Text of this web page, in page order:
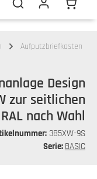
Aufputzbriefkasten
Design
zur seitlichen
nach Wahl
385XW-9S
Serie: BASIC